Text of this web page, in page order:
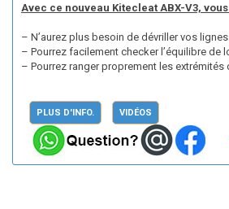
Avec ce nouveau Kitecleat ABX-V3, vous
– N’aurez plus besoin de dévriller vos lignes.
– Pourrez facilement checker l’équilibre de
– Pourrez ranger proprement les extrémités
PLUS D'INFO. VIDÉOS